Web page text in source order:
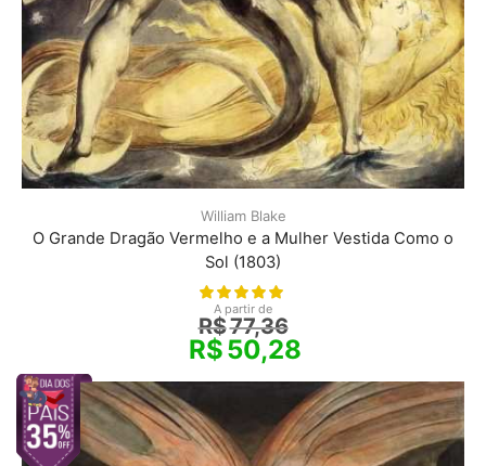
William Blake
O Grande Dragão Vermelho e a Mulher Vestida Como o
Sol (1803)
A partir de
R$77,36
R$50,28